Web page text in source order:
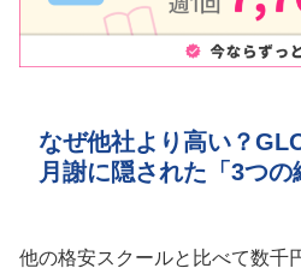
なぜ他社より高い？
月謝に隠された「3つの
他の格安スクールと比べて数千